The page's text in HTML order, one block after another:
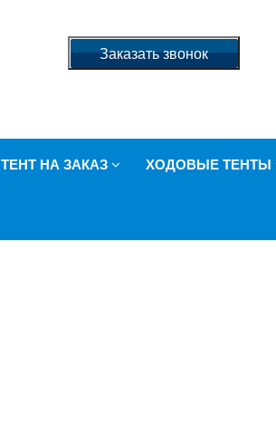
Заказать звонок
ТЕНТ НА ЗАКАЗ ХОДОВЫЕ ТЕНТЫ